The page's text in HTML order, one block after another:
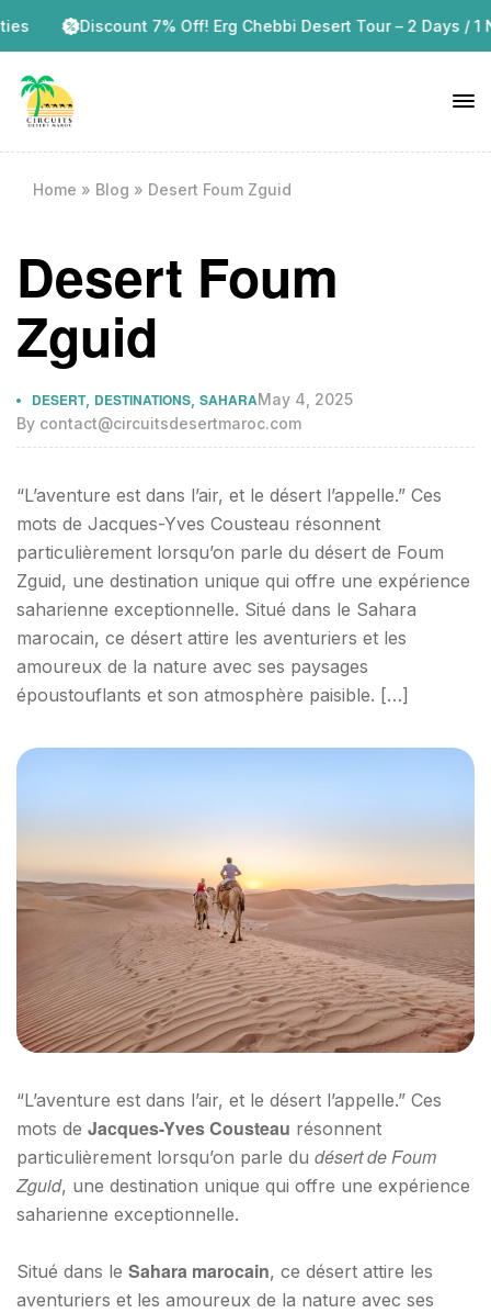
Discount 7% Off! Erg Chebbi Desert Tour – 2 Days / 1 Night
Home » Blog » Desert Foum Zguid
Desert Foum
Zguid
DESERT, DESTINATIONS SAHARAMay 4, 2025
By contact@circuitsdesertmaroc.com
“L’aventure est dans l’air, et le désert l’appelle.” Ces
mots de Jacques-Yves Cousteau résonnent
particulièrement lorsqu’on parle du désert de Foum
Zguid, une destination unique qui offre une expérience
saharienne exceptionnelle. Situé dans le Sahara
marocain, ce désert attire les aventuriers et les
amoureux de la nature avec ses paysages
époustouflants et son atmosphère paisible. […]
“L’aventure est dans l’air, et le désert l’appelle.” Ces
mots de Jacques-Yves Cousteau résonnent
particulièrement lorsqu’on parle du désert de Foum
Zguid, une destination unique qui offre une expérience
saharienne exceptionnelle.
Situé dans le Sahara marocain, ce désert attire les
aventuriers et les amoureux de la nature avec ses